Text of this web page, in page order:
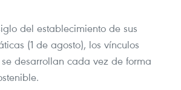
del establecimiento de sus
(1 de agosto), los vínculos
desarrollan cada vez de forma